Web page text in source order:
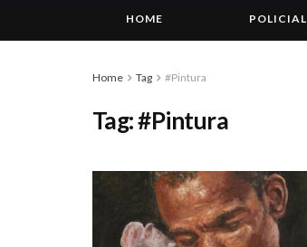
HOME POLICIAL
Home Tag #Pintura
Tag:#Pintura